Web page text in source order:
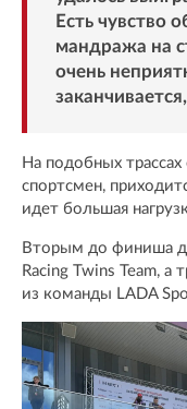
Есть чувство
мандража на
очень
На подобных трассах
спортсмен,
идет большая
Вторым до финиша
Racing Twins Team,
из команды LADA